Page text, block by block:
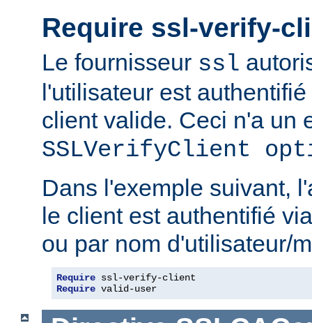
Require ssl-verify-
Le fournisseur ssl
l'utilisateur est
client valide. Ceci n'a un
SSLVerifyClient
Dans l'exemple suivant,
le client est authentifié
ou par nom d'utilisateur/
Require
Require valid-user